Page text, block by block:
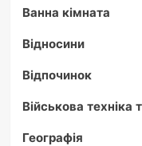
Ванна кімната
Відносини
Відпочинок
Військова техніка
Географія